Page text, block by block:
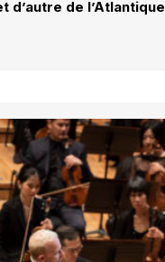
d’autre de l’Atlantique